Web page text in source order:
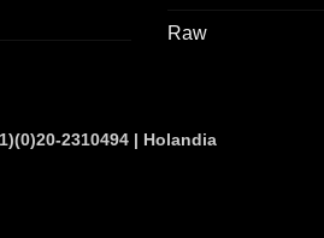
Raw
2310494 | Holandia